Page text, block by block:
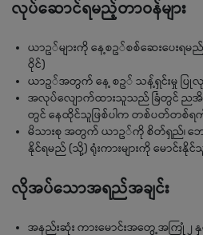
လုပ်ဆောင်ရမည့်တာဝန်များ
ယာဥ်များကို နေ့စဥ်စစ်ဆေးပေးရမည်။
ဝိုင်)
ယာဥ်အတွက် နေ့ စဥ် သန့်ရှင်းမှု ပြုလု
အလုပ်လျောက်ထားသူသည် ခြံတွင် ညအိ
တွင် နေထိုင်သူဖြစ်ပါက တစ်ပတ်တစ်ရက်
မိသားစု အတွက် ယာဥ်ကို စိတ်ရှည်၊ ‌ဘေးက
နိုင်ရမည် (သို့) ရုံးကားများကို မောင်းနိုင်
လိုအပ်သောအရည်အချင်း
အနည်းဆုံး ကားမောင်းအတွေ့အကြုံ ၂